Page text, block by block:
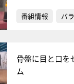
番組情報 バ
骨盤に目と口を
ム